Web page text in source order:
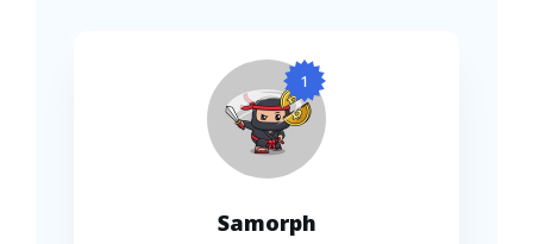
1
Samorph